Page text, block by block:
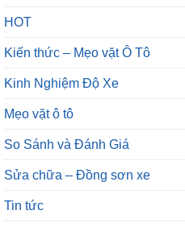
HOT
Kiến thức – Mẹo vặt Ô Tô
Kinh Nghiệm Độ Xe
Mẹo vặt ô tô
So Sánh và Đánh Giá
Sửa chữa – Đồng sơn xe
Tin tức